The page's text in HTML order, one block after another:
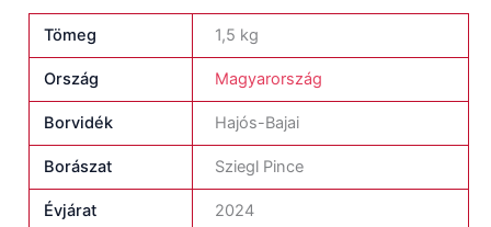
Tömeg 1,5 kg
Ország Magyarország
Borvidék Hajós-Bajai
Borászat Sziegl Pince
Évjárat 2024